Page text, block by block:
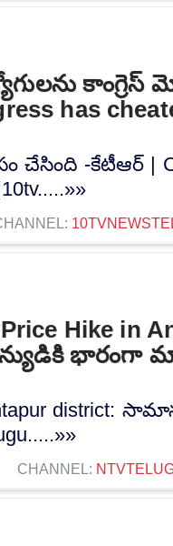
has
చేసింది -కేటీఆర్ |
Hike in
భారంగా
district:
CHANNEL: